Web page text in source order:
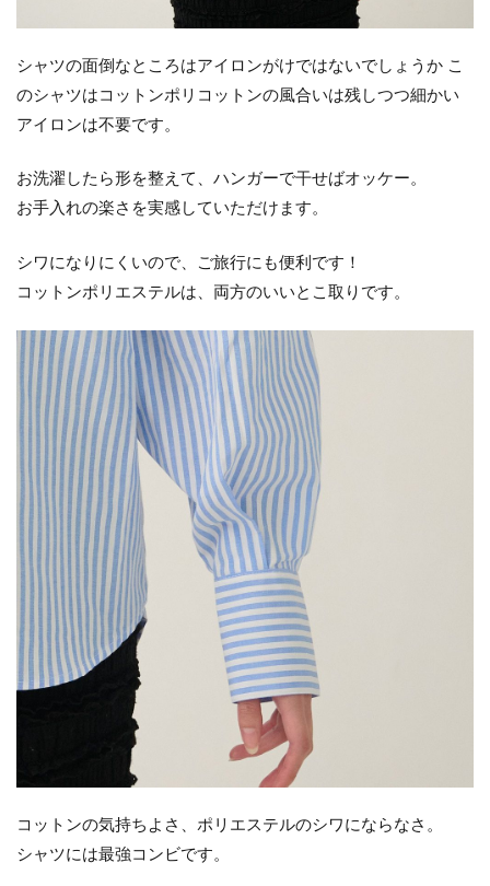
シャツの面倒なところはアイロンがけではないでしょうか こ
のシャツはコットンポリコットンの風合いは残しつつ細かい
アイロンは不要です。
お洗濯したら形を整えて、ハンガーで干せばオッケー。
お手入れの楽さを実感していただけます。
シワになりにくいので、ご旅行にも便利です！
コットンポリエステルは、両方のいいとこ取りです。
コットンの気持ちよさ、ポリエステルのシワにならなさ。
シャツには最強コンビです。